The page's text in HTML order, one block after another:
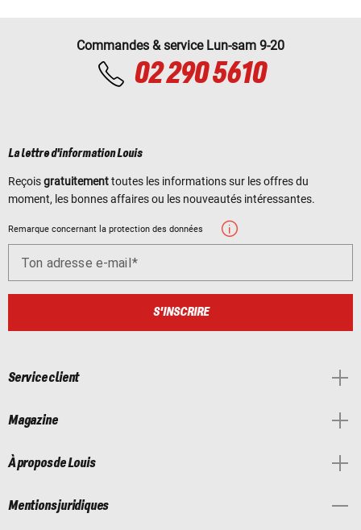
Commandes & service Lun-sam 9-20
02 290 5610
La lettre d'information Louis
Reçoisgratuitementtoutes les informations sur les offres du
moment, les bonnes affaires ou les nouveautés intéressantes.
Remarque concernant la protection des données
Ton adresse e-mail
S'INSCRIRE
Service client
Magazine
À propos de Louis
Mentions juridiques